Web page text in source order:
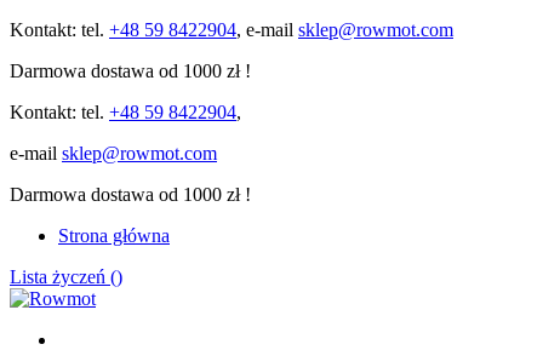
Kontakt: tel. +48 59 8422904, e-mail sklep@rowmot.com
Darmowa dostawa od 1000 zł !
Kontakt: tel. +48 59 8422904,
e-mail sklep@rowmot.com
Darmowa dostawa od 1000 zł !
Strona główna
Lista życzeń ()